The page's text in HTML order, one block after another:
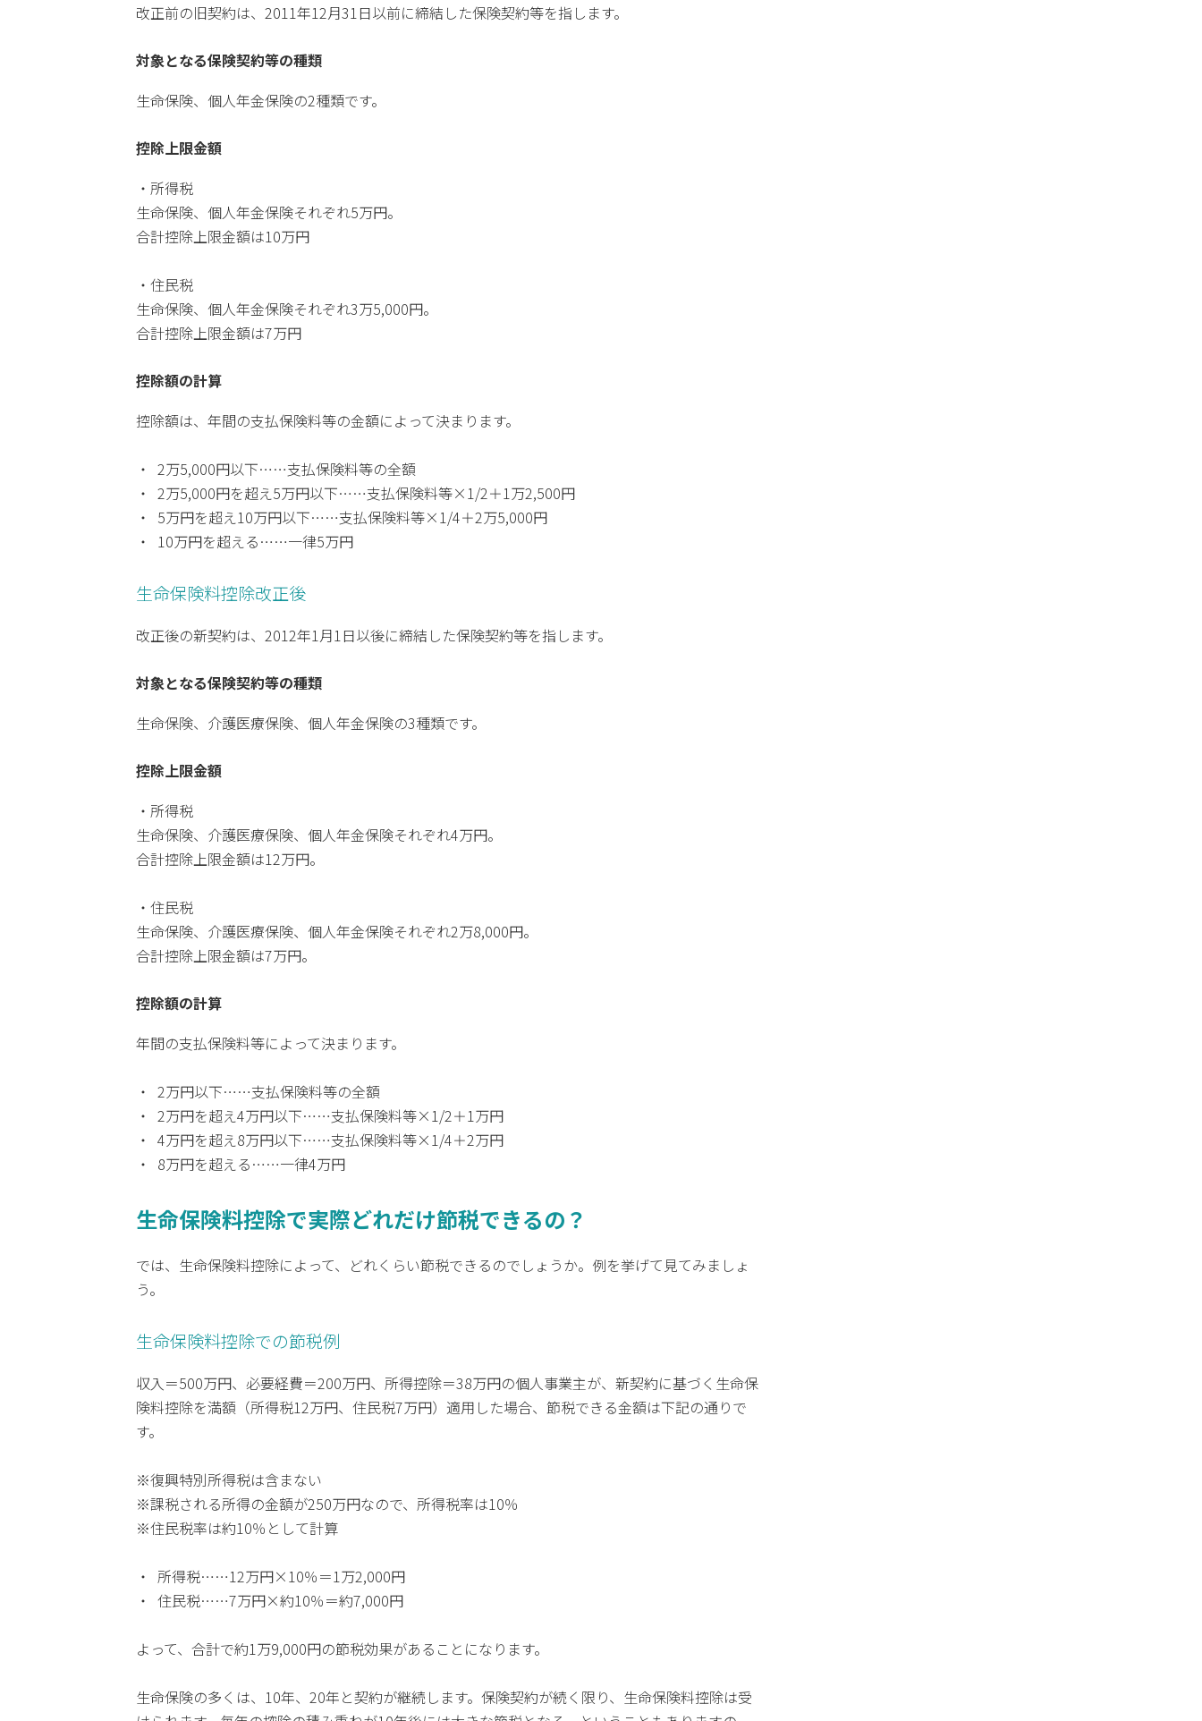
改正前の旧契約は、2011年12月31日以前に締結した保険契約等を指します。
対象となる保険契約等の種類
生命保険、個人年金保険の2種類です。
控除上限金額
・所得税
生命保険、個人年金保険それぞれ5万円。
合計控除上限金額は10万円
・住民税
生命保険、個人年金保険それぞれ3万5,000円。
合計控除上限金額は7万円
控除額の計算
控除額は、年間の支払保険料等の金額によって決まります。
2万5,000円以下……支払保険料等の全額
2万5,000円を超え5万円以下……支払保険料等×1/2＋1万2,500円
5万円を超え10万円以下……支払保険料等×1/4＋2万5,000円
10万円を超える……一律5万円
生命保険料控除改正後
改正後の新契約は、2012年1月1日以後に締結した保険契約等を指します。
対象となる保険契約等の種類
生命保険、介護医療保険、個人年金保険の3種類です。
控除上限金額
・所得税
生命保険、介護医療保険、個人年金保険それぞれ4万円。
合計控除上限金額は12万円。
・住民税
生命保険、介護医療保険、個人年金保険それぞれ2万8,000円。
合計控除上限金額は7万円。
控除額の計算
年間の支払保険料等によって決まります。
2万円以下……支払保険料等の全額
2万円を超え4万円以下……支払保険料等×1/2＋1万円
4万円を超え8万円以下……支払保険料等×1/4＋2万円
8万円を超える……一律4万円
生命保険料控除で実際どれだけ節税できるの？
では、生命保険料控除によって、どれくらい節税できるのでしょうか。例を挙げて見てみましょ
う。
生命保険料控除での節税例
収入＝500万円、必要経費＝200万円、所得控除＝38万円の個人事業主が、新契約に基づく生命保
険料控除を満額（所得税12万円、住民税7万円）適用した場合、節税できる金額は下記の通りで
す。
※復興特別所得税は含まない
※課税される所得の金額が250万円なので、所得税率は10％
※住民税率は約10％として計算
所得税……12万円×10％＝1万2,000円
住民税……7万円×約10％＝約7,000円
よって、合計で約1万9,000円の節税効果があることになります。
生命保険の多くは、10年、20年と契約が継続します。保険契約が続く限り、生命保険料控除は受